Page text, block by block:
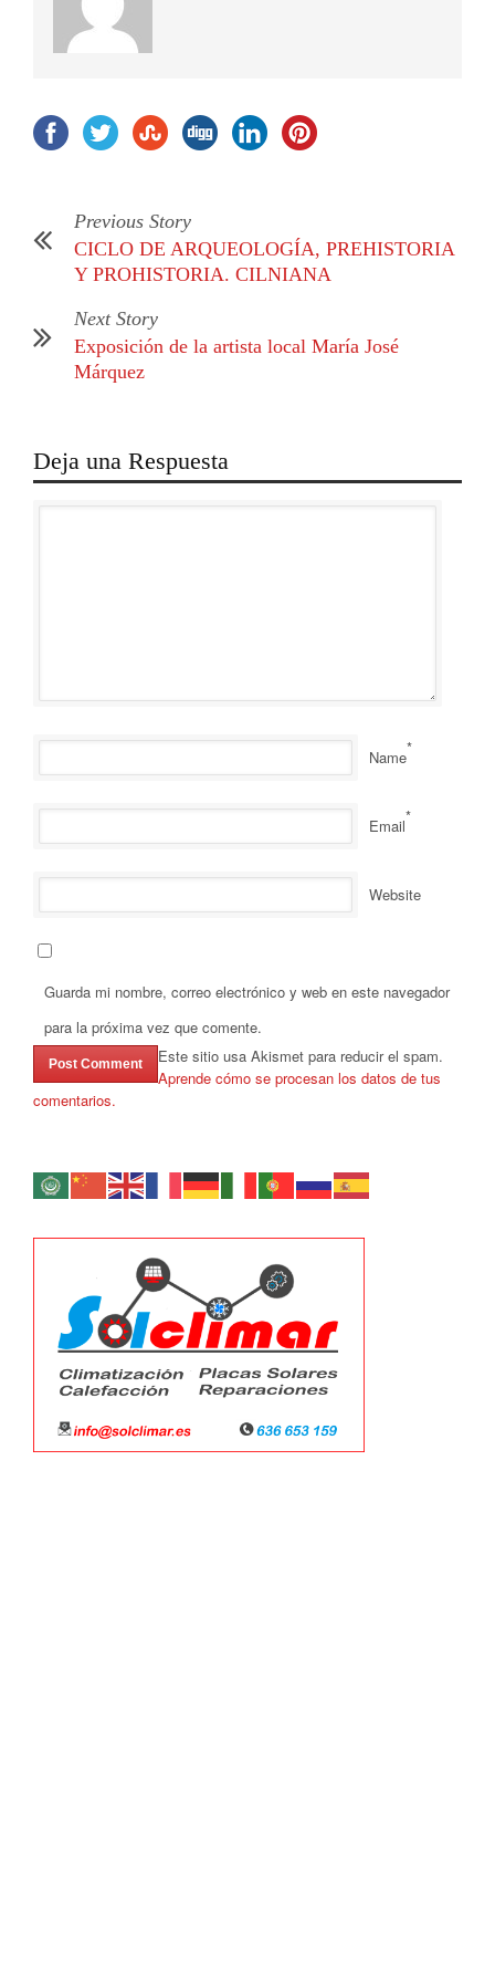
Previous Story
CICLO DE ARQUEOLOGÍA, PREHISTORIA
Y PROHISTORIA. CILNIANA
Next Story
Exposición de la artista local María José
Márquez
Deja una Respuesta
Name*
Email*
Website
Guarda mi nombre, correo electrónico y web en este navegador
para la próxima vez que comente.
Este sitio usa Akismet para reducir el spam.
Aprende cómo se procesan los datos de tus
comentarios.